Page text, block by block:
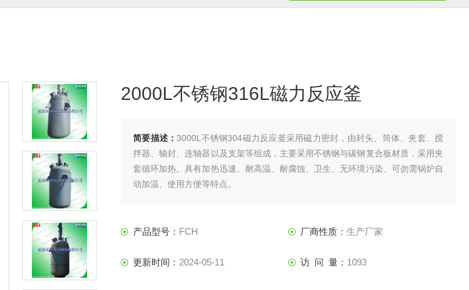
2000L不锈钢316L磁力反应釜
简要描述：3000L不锈钢304磁力反应釜采用磁力密封，由封头、筒体、夹套、搅
拌器、轴封、连轴器以及支架等组成，主要采用不锈钢与碳钢复合板材质，采用夹
套循环加热。具有加热迅速、耐高温、耐腐蚀、卫生、无环境污染、可勿需锅炉自
动加温、使用方便等特点。
产品型号： FCH 厂商性质： 生产厂家
更新时间： 2024-05-11 访 问 量： 1093